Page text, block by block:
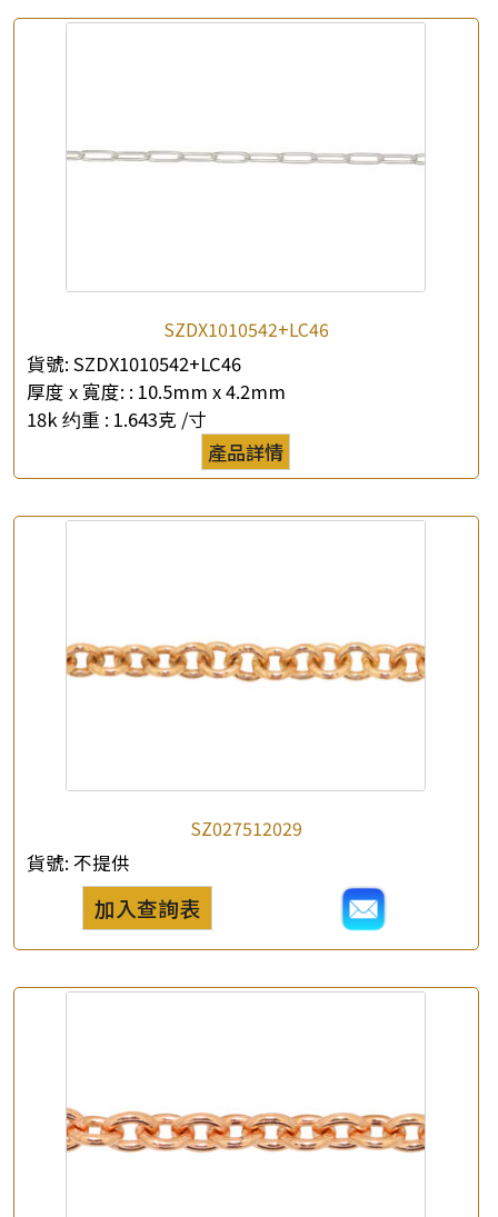
產品查詢
* 你的名字
SZDX1010542+LC46
貨號: SZDX1010542+LC46
厚度 x 寬度: : 10.5mm x 4.2mm
18k 约重 : 1.643克 /寸
產品詳情
SZ027512029
貨號: 不提供
加入查詢表